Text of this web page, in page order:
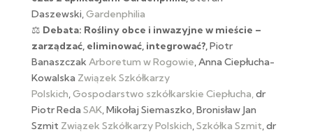
Daszewski,Gardenphilia
⚖️ Debata: Rośliny obce i inwazyjne w mieście –
zarządzać, eliminować, integrować?,Piotr
BanaszczakArboretum w Rogowie, Anna Ciepłucha-
Kowalska Związek Szkółkarzy
Polskich,Gospodarstwo szkółkarskie Ciepłucha,dr
Piotr Reda SAK, Mikołaj Siemaszko, Bronisław Jan
Szmit Związek Szkółkarzy Polskich,Szkółka Szmit, dr